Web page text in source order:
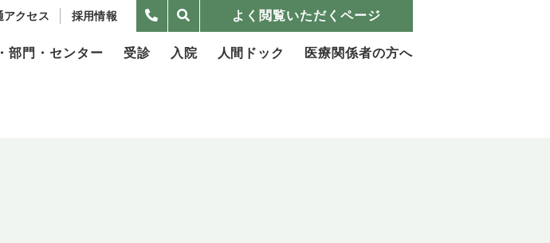
アクセス 採用情報 よく閲覧いただくページ
部門・センター 受診 入院 人間ドック 医療関係者の方へ